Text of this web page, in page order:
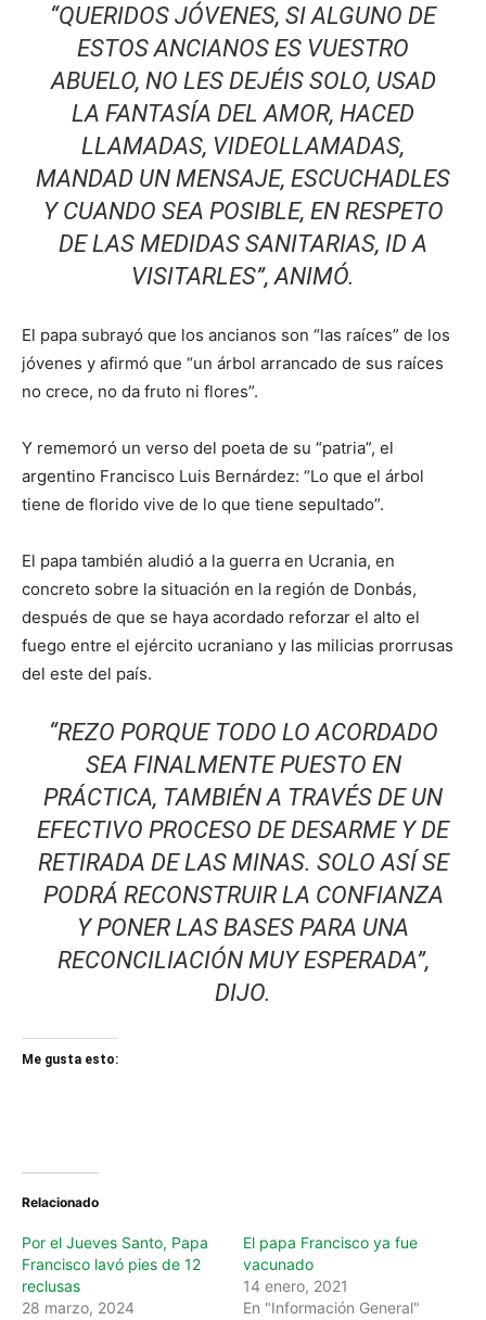
“QUERIDOS JÓVENES, SI ALGUNO DE
ESTOS ANCIANOS ES VUESTRO
ABUELO, NO LES DEJÉIS SOLO, USAD
LA FANTASÍA DEL AMOR, HACED
LLAMADAS, VIDEOLLAMADAS,
MANDAD UN MENSAJE, ESCUCHADLES
Y CUANDO SEA POSIBLE, EN RESPETO
DE LAS MEDIDAS SANITARIAS, ID A
VISITARLES”, ANIMÓ.
El papa subrayó que los ancianos son “las raíces” de los
jóvenes y afirmó que “un árbol arrancado de sus raíces
no crece, no da fruto ni flores”.
Y rememoró un verso del poeta de su “patria”, el
argentino Francisco Luis Bernárdez: “Lo que el árbol
tiene de florido vive de lo que tiene sepultado”.
El papa también aludió a la guerra en Ucrania, en
concreto sobre la situación en la región de Donbás,
después de que se haya acordado reforzar el alto el
fuego entre el ejército ucraniano y las milicias prorrusas
del este del país.
“REZO PORQUE TODO LO ACORDADO
SEA FINALMENTE PUESTO EN
PRÁCTICA, TAMBIÉN A TRAVÉS DE UN
EFECTIVO PROCESO DE DESARME Y DE
RETIRADA DE LAS MINAS. SOLO ASÍ SE
PODRÁ RECONSTRUIR LA CONFIANZA
Y PONER LAS BASES PARA UNA
RECONCILIACIÓN MUY ESPERADA”,
DIJO.
Me gusta esto:
Relacionado
Por el Jueves Santo, Papa
Francisco lavó pies de 12
reclusas
28 marzo, 2024
El papa Francisco ya fue
vacunado
14 enero, 2021
En "Información General"